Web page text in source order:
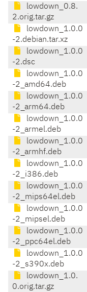
lowdown_0.8.
2.orig.tar.gz
lowdown_1.0.0
-2.debian.tar.xz
lowdown_1.0.0
-2.dsc
lowdown_1.0.0
-2_amd64.deb
lowdown_1.0.0
-2_arm64.deb
lowdown_1.0.0
-2_armel.deb
lowdown_1.0.0
-2_armhf.deb
lowdown_1.0.0
-2_i386.deb
lowdown_1.0.0
-2_mips64el.deb
lowdown_1.0.0
-2_mipsel.deb
lowdown_1.0.0
-2_ppc64el.deb
lowdown_1.0.0
-2_s390x.deb
lowdown_1.0.
0.orig.tar.gz